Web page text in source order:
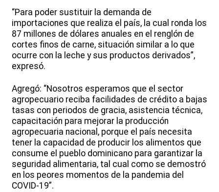
“Para poder sustituir la demanda de
importaciones que realiza el país, la cual ronda los
87 millones de dólares anuales en el renglón de
cortes finos de carne, situación similar a lo que
ocurre con la leche y sus productos derivados”,
expresó.
Agregó: “Nosotros esperamos que el sector
agropecuario reciba facilidades de crédito a bajas
tasas con periodos de gracia, asistencia técnica,
capacitación para mejorar la producción
agropecuaria nacional, porque el país necesita
tener la capacidad de producir los alimentos que
consume el pueblo dominicano para garantizar la
seguridad alimentaria, tal cual como se demostró
en los peores momentos de la pandemia del
COVID-19”.